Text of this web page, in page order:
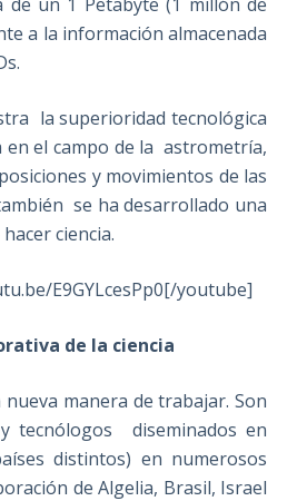
a la información almacenada
la superioridad tecnológica
en el campo de la astrometría,
y movimientos de las
se ha desarrollado una
ciencia.
E9GYLcesPp0[/youtube]
de la ciencia
manera de trabajar. Son
tecnólogos diseminados en
distintos) en numerosos
de Algelia, Brasil, Israel